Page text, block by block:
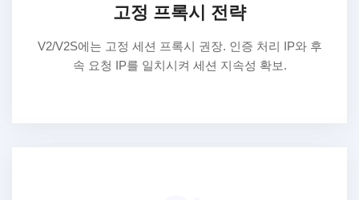
고정 프록시 전략
V2/V2S에는 고정 세션 프록시 권장. 인증 처리 IP와 후
속 요청 IP를 일치시켜 세션 지속성 확보.